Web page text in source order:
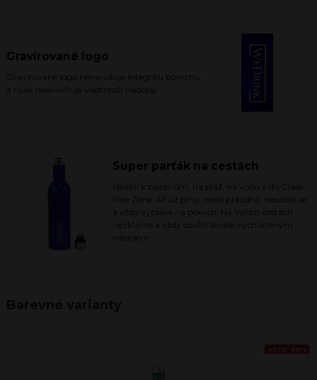
Gravírované logo
Gravírované logo nenarušuje integritu povrchu
a nijak neovlivňuje vlastnosti nádoby.
Super parťák na cestách
Ideální k bazénům, na pláž, na vodu a do Glass-
Free Zone. Ať už plný, nebo prázdný, neutopí se
a vždy vyplave na povrch. Na Vašich cestách
nezklame a vždy osvěží skvěle vychlazeným
nápojem.